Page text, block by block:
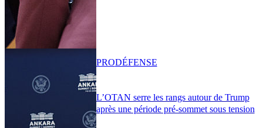
L’OTAN serre les rangs autour de Trump
après une période pré-sommet sous tension
PRODÉFENSE